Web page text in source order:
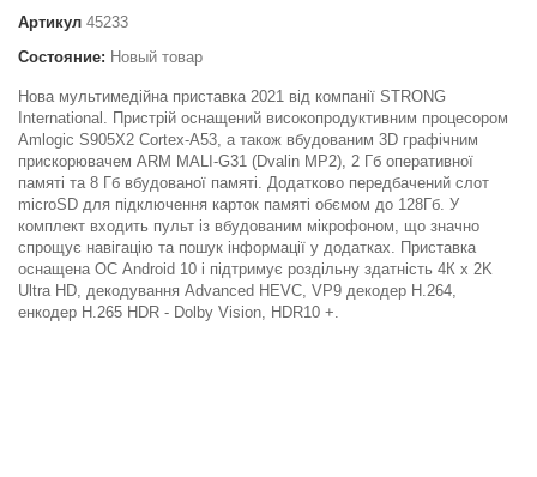
Артикул 45233
Состояние: Новый товар
Нова мультимедійна приставка 2021 від компанії STRONG
International. Пристрій оснащений високопродуктивним процесором
Amlogic S905X2 Cortex-A53, а також вбудованим 3D графічним
прискорювачем ARM MALI-G31 (Dvalin MP2), 2 Гб оперативної
памяті та 8 Гб вбудованої памяті. Додатково передбачений слот
microSD для підключення карток памяті обємом до 128Гб. У
комплект входить пульт із вбудованим мікрофоном, що значно
спрощує навігацію та пошук інформації у додатках. Приставка
оснащена ОС Android 10 і підтримує роздільну здатність 4К x 2K
Ultra HD, декодування Advanced HEVC, VP9 декодер H.264,
енкодер H.265 HDR - Dolby Vision, HDR10 +.